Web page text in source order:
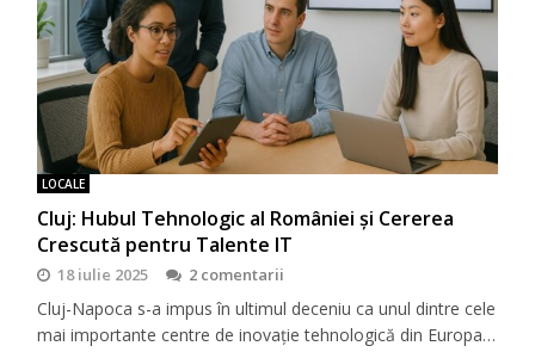
LOCALE
Cluj: Hubul Tehnologic al României și Cererea
Crescută pentru Talente IT
18 iulie 2025 2 comentarii
Cluj-Napoca s-a impus în ultimul deceniu ca unul dintre cele
mai importante centre de inovație tehnologică din Europa…